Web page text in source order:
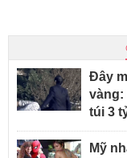
Đây
vàng:
túi 3
Mỹ